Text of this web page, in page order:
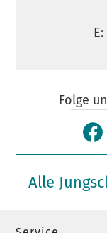
E:
Folge
Alle